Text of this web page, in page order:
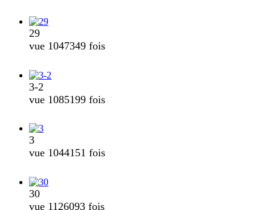
29
vue 1047349 fois
3-2
vue 1085199 fois
3
vue 1044151 fois
30
vue 1126093 fois